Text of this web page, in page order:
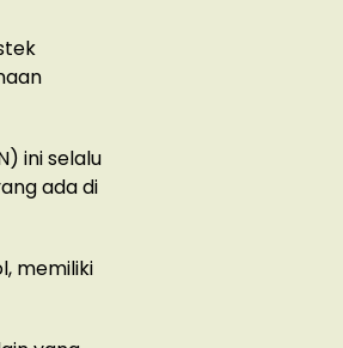
ini selalu
ada di
memiliki